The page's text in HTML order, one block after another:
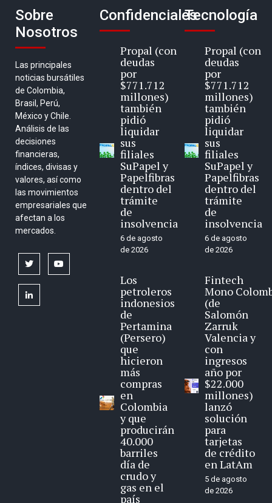
Sobre
Nosotros
Las principales
noticias bursátiles
de Colombia,
Brasil, Perú,
México y Chile.
Análisis de las
decisiones
financieras,
índices, divisas y
valores, así como
las movimientos
empresariales que
afectan a los
mercados.
twitter
linkedin
Confidenciales
Propal (con
deudas
por
$771.712
millones)
también
pidió
liquidar
sus
filiales
SuPapel y
Papelfibras
dentro del
trámite
de
insolvencia
6 de agosto
de 2026
Los
petroleros
indonesios
de
Pertamina
(Persero)
que
hicieron
más
compras
en
Colombia
y que
producirán
40.000
barriles
día de
crudo y
gas en el
país
Tecnología
Propal (con
deudas
por
$771.712
millones)
también
pidió
liquidar
sus
filiales
SuPapel y
Papelfibras
dentro del
trámite
de
insolvencia
6 de agosto
de 2026
Fintech
Mono
(de
Salomón
Zarruk
Valencia y
con
ingresos
año por
$22.000
millones)
lanzó
solución
para
tarjetas
de crédito
en LatAm
5 de agosto
de 2026